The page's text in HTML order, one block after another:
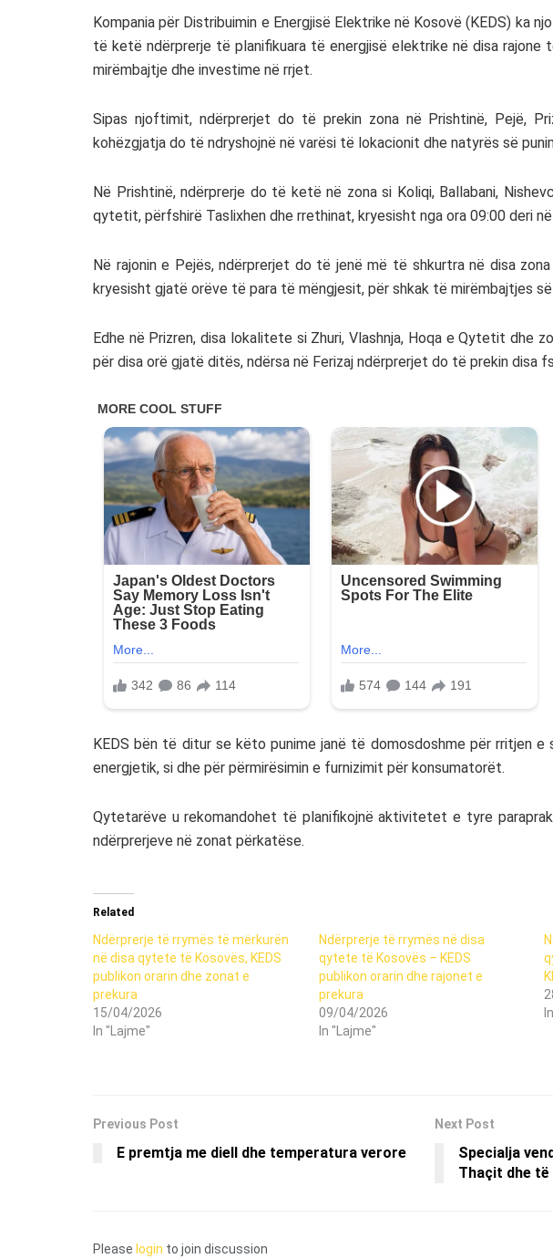
Kompania për Distribuimin e Energjisë Elektrike në Kosovë (KEDS) ka
të ketë ndërprerje të planifikuara të energjisë elektrike në disa rajone
mirëmbajtje dhe investime në rrjet.
Sipas njoftimit, ndërprerjet do të prekin zona në Prishtinë, Pejë,
kohëzgjatja do të ndryshojnë në varësi të lokacionit dhe natyrës së
Në Prishtinë, ndërprerje do të ketë në zona si Koliqi, Ballabani,
qytetit, përfshirë Taslixhen dhe rrethinat, kryesisht nga ora 09:00 deri në
Në rajonin e Pejës, ndërprerjet do të jenë më të shkurtra në disa
kryesisht gjatë orëve të para të mëngjesit, për shkak të mirëmbajtjes
Edhe në Prizren, disa lokalitete si Zhuri, Vlashnja, Hoqa e Qytetit dhe
për disa orë gjatë ditës, ndërsa në Ferizaj ndërprerjet do të prekin disa
KEDS bën të ditur se këto punime janë të domosdoshme për rritjen
energjetik, si dhe për përmirësimin e furnizimit për konsumatorët.
Qytetarëve u rekomandohet të planifikojnë aktivitetet e tyre
ndërprerjeve në zonat përkatëse.
Related
Ndërprerje të rrymës të mërkurën
në disa qytete të Kosovës, KEDS
publikon orarin dhe zonat e
prekura
15/04/2026
In "Lajme"
Ndërprerje të rrymës në disa
qytete të Kosovës – KEDS
publikon orarin dhe rajonet e
prekura
09/04/2026
In "Lajme"
Previous Post
E premtja me diell dhe temperatura verore
Next Post
Specialja
Thaçit dhe
Please login to join discussion